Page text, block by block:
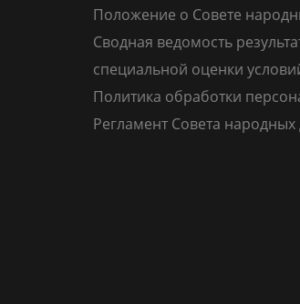
Положение о Совете
Сводная ведомость
специальной оценки
Политика обработки
Регламент Совета народных